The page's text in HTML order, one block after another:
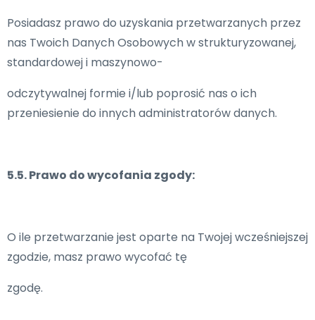
Posiadasz prawo do uzyskania przetwarzanych przez
nas Twoich Danych Osobowych w strukturyzowanej,
standardowej i maszynowo-
odczytywalnej formie i/lub poprosić nas o ich
przeniesienie do innych administratorów danych.
5.5. Prawo do wycofania zgody:
O ile przetwarzanie jest oparte na Twojej wcześniejszej
zgodzie, masz prawo wycofać tę
zgodę.